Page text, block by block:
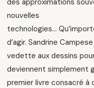
des approximations
nouvelles
technologies…
d’agir. Sandrine
vedette aux dessins
deviennent simplement
premier livre consacré